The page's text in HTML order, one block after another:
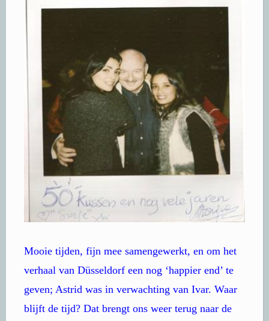
Mooie tijden, fijn mee samengewerkt, en om het
verhaal van Düsseldorf een nog ‘happier end’ te
geven; Astrid was in verwachting van Ivar. Waar
blijft de tijd? Dat brengt ons weer terug naar de